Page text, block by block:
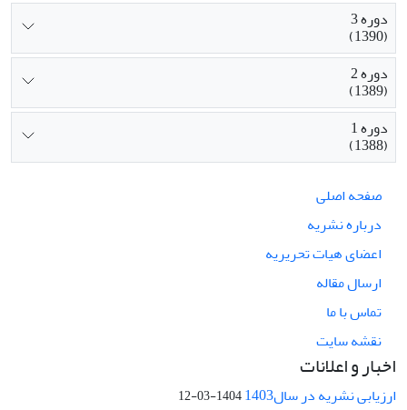
دوره 3
(1390)
دوره 2
(1389)
دوره 1
(1388)
صفحه اصلی
درباره نشریه
اعضای هیات تحریریه
ارسال مقاله
تماس با ما
نقشه سایت
اخبار و اعلانات
ارزیابی نشریه در سال1403 1404-03-12